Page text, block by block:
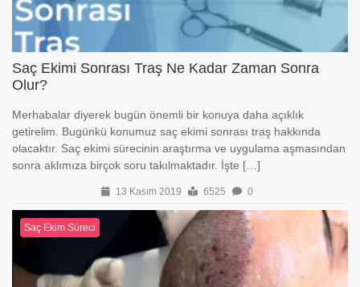
Saç Ekimi Sonrası Traş Ne Kadar Zaman Sonra
Olur?
Merhabalar diyerek bugün önemli bir konuya daha açıklık
getirelim. Bugünkü konumuz saç ekimi sonrası traş hakkında
olacaktır. Saç ekimi sürecinin araştırma ve uygulama aşmasından
sonra aklımıza birçok soru takılmaktadır. İşte […]
13 Kasım 2019 6525 0
Saç Ekim Süreci